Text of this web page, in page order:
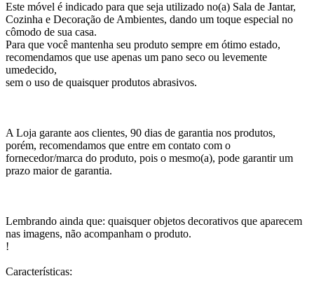
Este móvel é indicado para que seja utilizado no(a) Sala de Jantar,
Cozinha e Decoração de Ambientes, dando um toque especial no
cômodo de sua casa.
Para que você mantenha seu produto sempre em ótimo estado,
recomendamos que use apenas um pano seco ou levemente
umedecido,
sem o uso de quaisquer produtos abrasivos.
A Loja garante aos clientes, 90 dias de garantia nos produtos,
porém, recomendamos que entre em contato com o
fornecedor/marca do produto, pois o mesmo(a), pode garantir um
prazo maior de garantia.
Lembrando ainda que: quaisquer objetos decorativos que aparecem
nas imagens, não acompanham o produto.
!
Características: